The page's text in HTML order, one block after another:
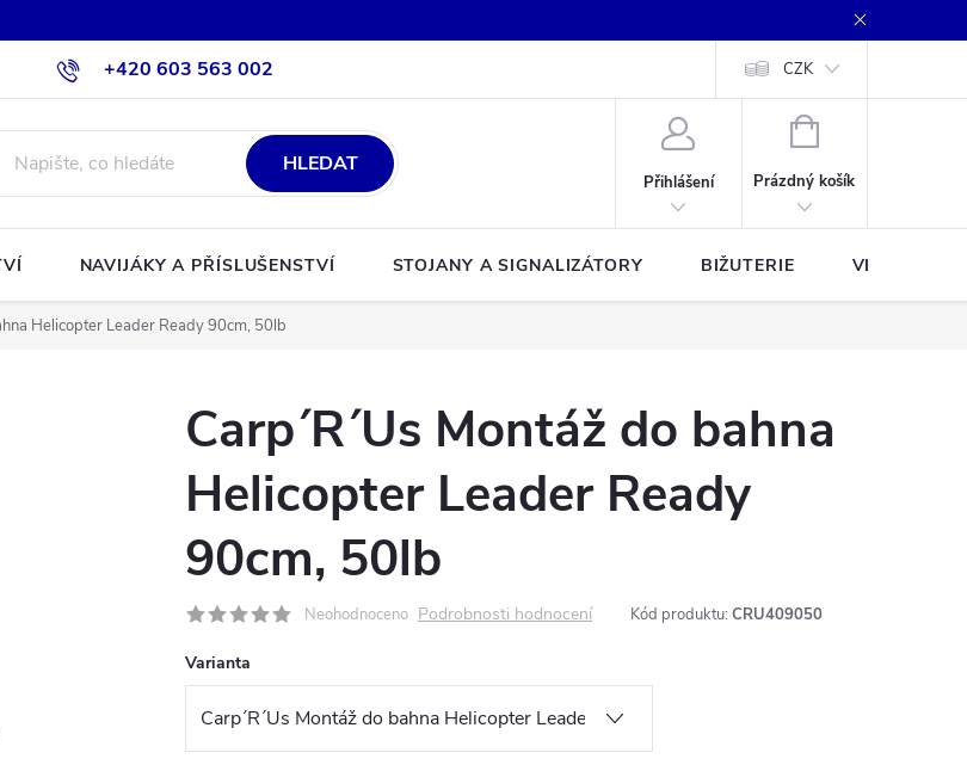
+420 603 563 002 CZK
HLEDAT
Přihlášení
NÁKUPNÍ
Prázdný košík
NAVIJÁKY A PŘÍSLUŠENSTVÍ STOJANY A SIGNALIZÁTORY BIŽUTERIE VLASCE A
Helicopter Leader Ready 90cm, 50lb
Carp´R´Us Montáž do bahna
Helicopter Leader Ready
90cm, 50lb
Neohodnoceno Podrobnosti hodnocení Kód produktu: CRU409050
Varianta